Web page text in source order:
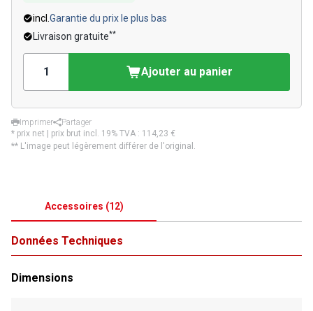
incl. Garantie du prix le plus bas
Livraison gratuite**
Ajouter au panier
Imprimer
Partager
* prix net | prix brut incl. 19% TVA : 114,23 €
** L'image peut légèrement différer de l'original.
Accessoires (12)
Données Techniques
Dimensions